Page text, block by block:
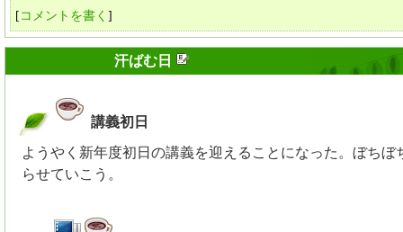
[コメントを書く ]
汗ばむ日
講義初日
ようやく新年度初日の講義を迎えることになった。ぼちぼ
らせていこう。